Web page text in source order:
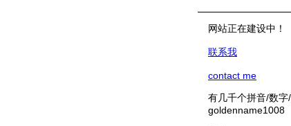
网站正在建设中！
联系我
contact me
有几千个拼音/数字
goldenname1008